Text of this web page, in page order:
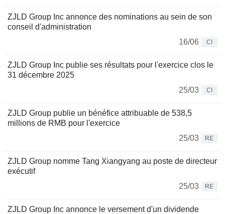
ZJLD Group Inc annonce des nominations au sein de son
conseil d'administration
16/06
CI
ZJLD Group Inc publie ses résultats pour l'exercice clos le
31 décembre 2025
25/03
CI
ZJLD Group publie un bénéfice attribuable de 538,5
millions de RMB pour l'exercice
25/03
RE
ZJLD Group nomme Tang Xiangyang au poste de directeur
exécutif
25/03
RE
ZJLD Group Inc annonce le versement d'un dividende